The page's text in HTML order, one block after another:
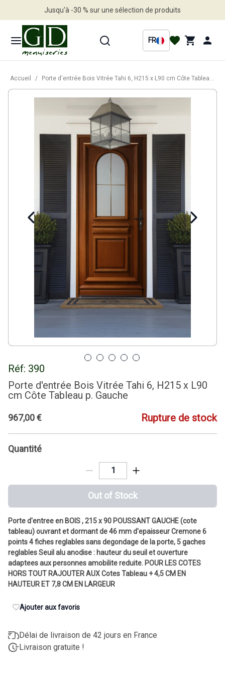
Jusqu'à -30 % sur une sélection de produits
FR
Accueil / Porte d'entrée Bois Vitrée Tahi 6, H215 x L90 cm Côte Tableau p. Gauche
Réf: 390
Porte d'entrée Bois Vitrée Tahi 6, H215 x L90
cm Côte Tableau p. Gauche
967,00€ Rupture de stock
Quantité
Out of Stock
Porte d'entree en BOIS , 215 x 90 POUSSANT GAUCHE (cote
tableau) ouvrant et dormant de 46 mm d'epaisseur Cremone 6
points 4 fiches reglables sans degondage de la porte, 5 gaches
reglables Seuil alu anodise : hauteur du seuil et ouverture
adaptees aux personnes amobilite reduite. POUR LES COTES
HORS TOUT RAJOUTER AUX Cotes Tableau + 4,5 CM EN
HAUTEUR ET 7,8 CM EN LARGEUR
Ajouter aux favoris
Délai de livraison de 42 jours en France
Livraison gratuite !